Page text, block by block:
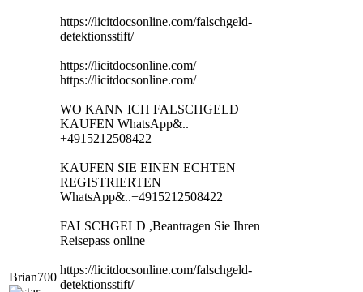
Brian700
https://licitdocsonline.com/falschgeld-
detektionsstift/
https://licitdocsonline.com/
https://licitdocsonline.com/
WO KANN ICH FALSCHGELD
KAUFEN WhatsApp&..
+4915212508422
KAUFEN SIE EINEN ECHTEN
REGISTRIERTEN
WhatsApp&..+4915212508422
FALSCHGELD ,Beantragen Sie Ihren
Reisepass online
https://licitdocsonline.com/falschgeld-
detektionsstift/